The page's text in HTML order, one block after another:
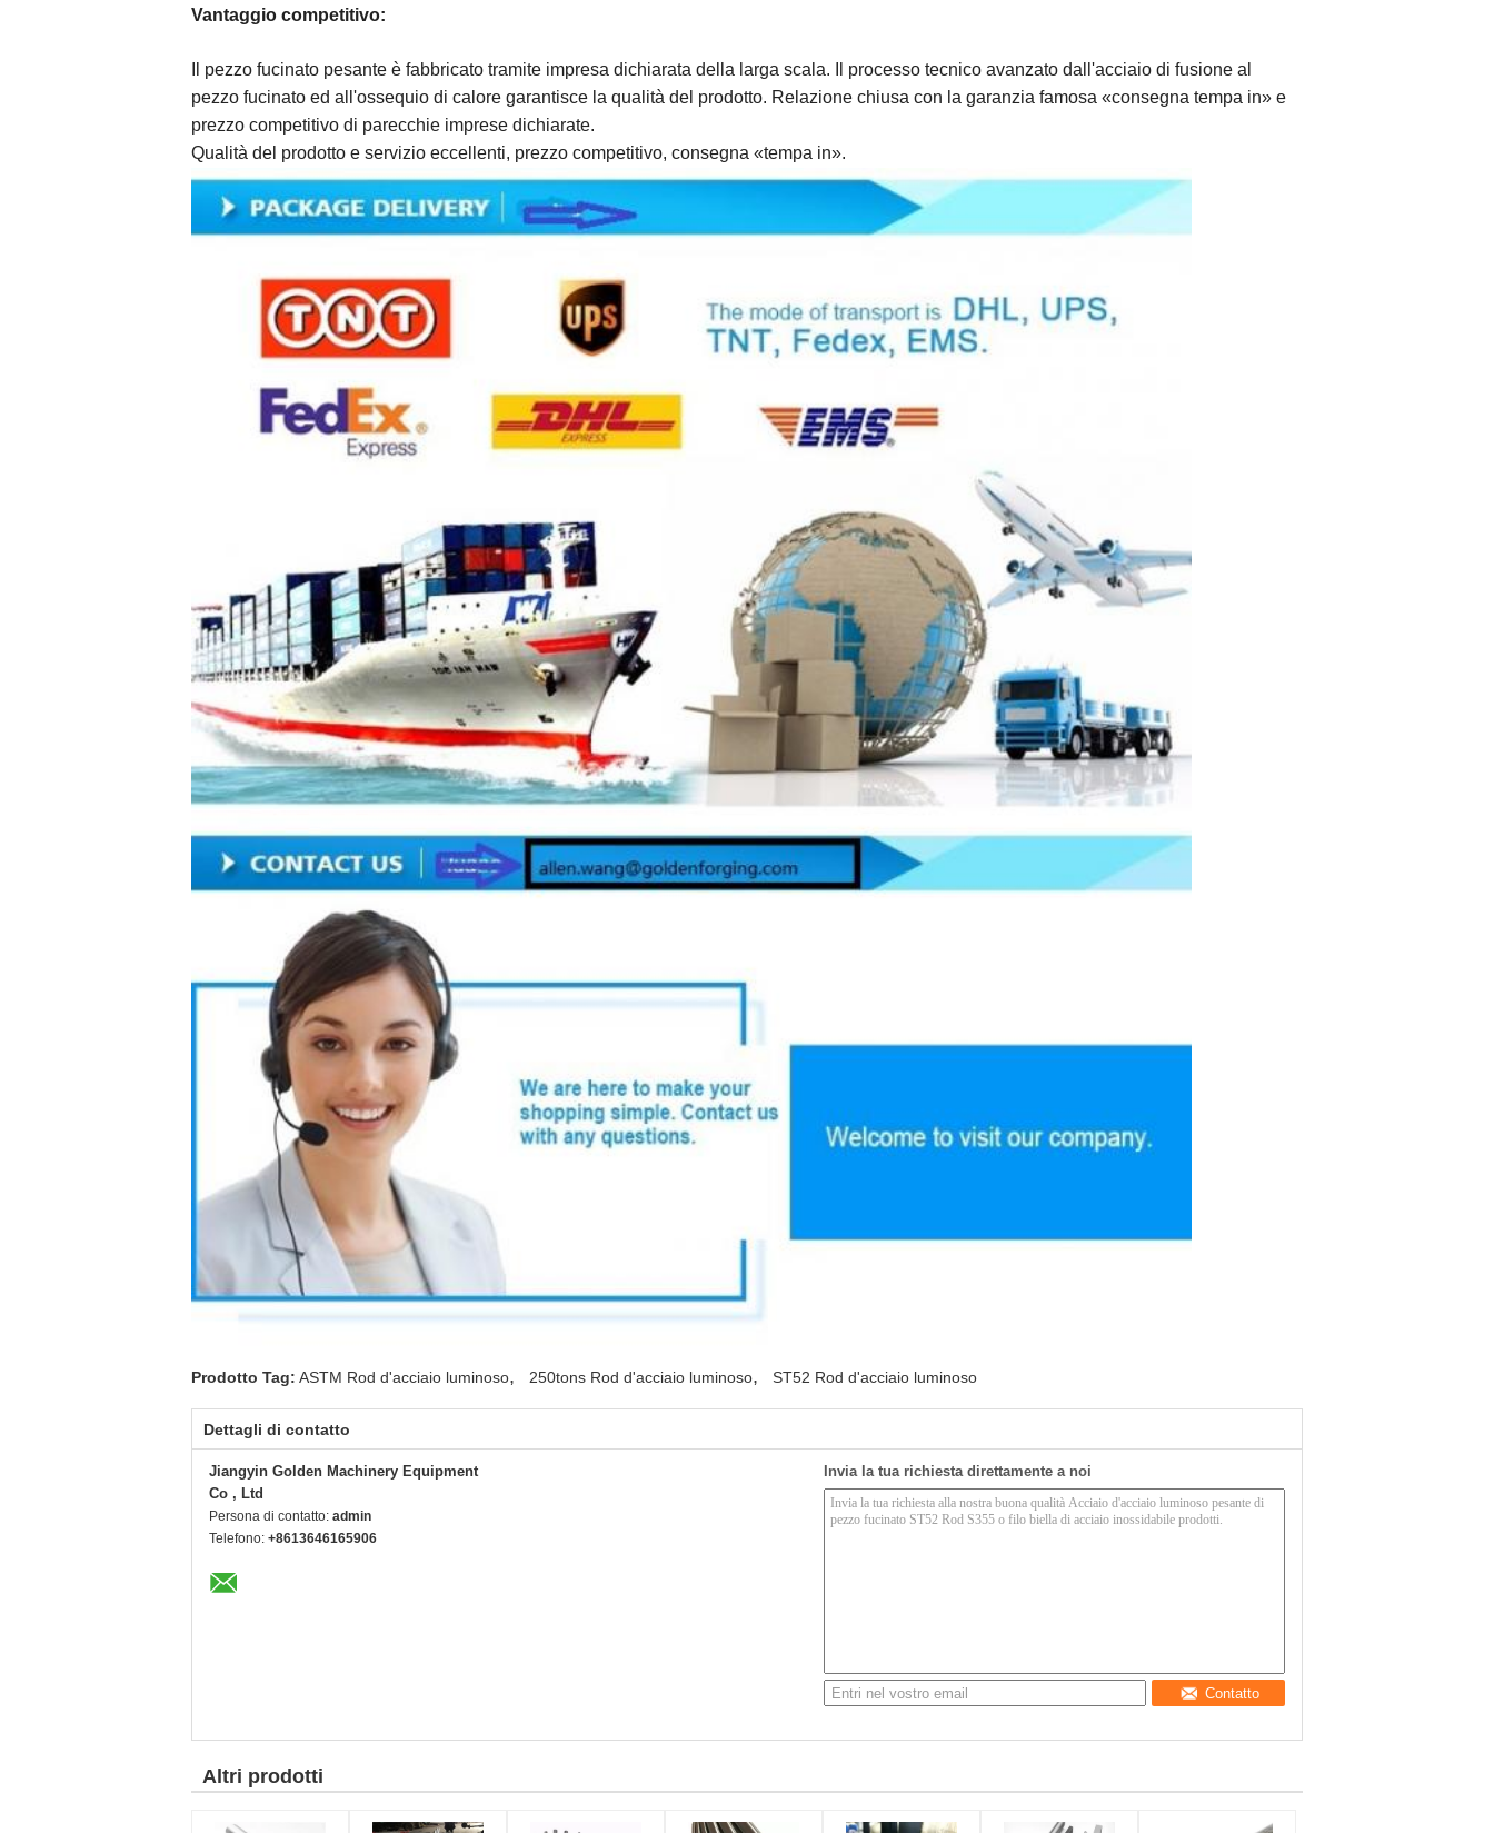
Vantaggio competitivo:
Il pezzo fucinato pesante è fabbricato tramite impresa dichiarata della larga scala. Il processo tecnico avanzato dall'acciaio di fusione al
pezzo fucinato ed all'ossequio di calore garantisce la qualità del prodotto. Relazione chiusa con la garanzia famosa «consegna tempa in» e
prezzo competitivo di parecchie imprese dichiarate.
Qualità del prodotto e servizio eccellenti, prezzo competitivo, consegna «tempa in».
Prodotto Tag: ASTM Rod d'acciaio luminoso, 250tons Rod d'acciaio luminoso, ST52 Rod d'acciaio luminoso
Dettagli di contatto
Jiangyin Golden Machinery Equipment
Co , Ltd
Persona di contatto: admin
Telefono: +8613646165906
Invia la tua richiesta direttamente a noi
Contatto
Altri prodotti